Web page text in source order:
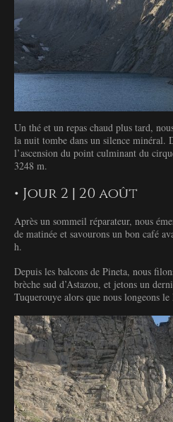
Un thé et un repas chaud plus tard,
la nuit tombe dans un silence minéral.
l’ascension du point culminant du
3248 m.
• Jour 2 | 20 août
Après un sommeil réparateur, nous
de matinée et savourons un bon café
h.
Depuis les balcons de Pineta, nous
brèche sud d’Astazou, et jetons un
Tuquerouye alors que nous longeons le